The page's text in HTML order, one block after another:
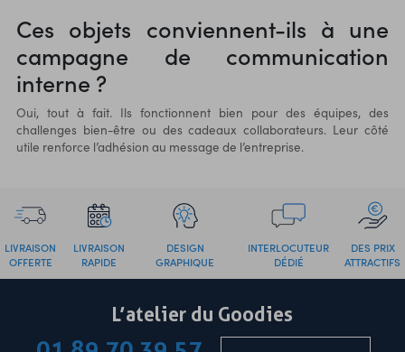
Ces objets conviennent-ils à une
campagne de communication
interne ?
Oui, tout à fait. Ils fonctionnent bien pour des équipes, des
challenges bien-être ou des cadeaux collaborateurs. Leur côté
utile renforce l’adhésion au message de l’entreprise.
LIVRAISON
OFFERTE
LIVRAISON
RAPIDE
DESIGN
GRAPHIQUE
INTERLOCUTEUR
DÉDIÉ
DES PRIX
ATTRACTIFS
L’atelier du Goodies